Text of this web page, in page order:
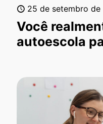
25 de setembro de
Você
autoescola